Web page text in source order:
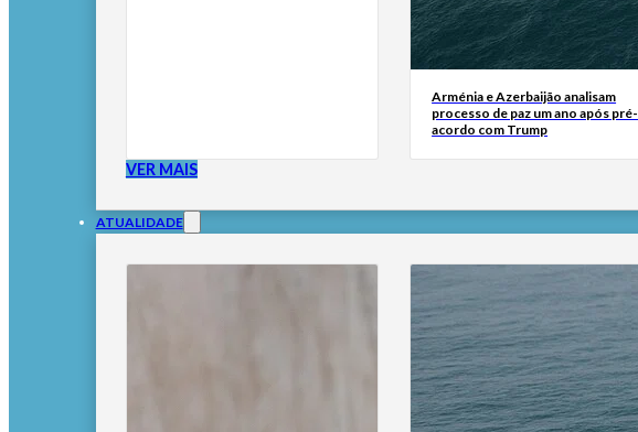
Arménia e Azerbaijão analisam
processo de paz um ano após pré-
acordo com Trump
VER MAIS
ATUALIDADE